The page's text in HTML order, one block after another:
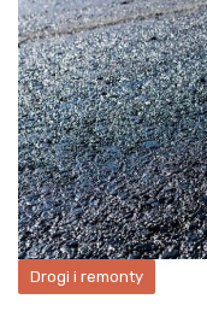
Drogi i remonty